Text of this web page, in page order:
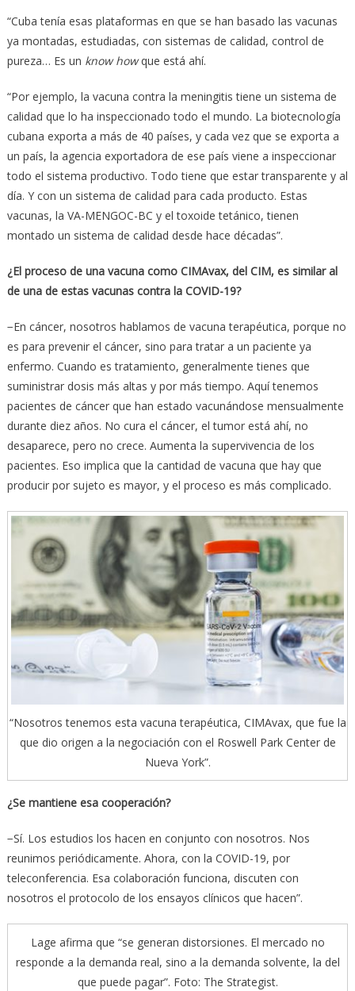
“Cuba tenía esas plataformas en que se han basado las vacunas
ya montadas, estudiadas, con sistemas de calidad, control de
pureza… Es un know howque está ahí.
“Por ejemplo, la vacuna contra la meningitis tiene un sistema de
calidad que lo ha inspeccionado todo el mundo. La biotecnología
cubana exporta a más de 40 países, y cada vez que se exporta a
un país, la agencia exportadora de ese país viene a inspeccionar
todo el sistema productivo. Todo tiene que estar transparente y al
día. Y con un sistema de calidad para cada producto. Estas
vacunas, la VA-MENGOC-BC y el toxoide tetánico, tienen
montado un sistema de calidad desde hace décadas”.
¿El proceso de una vacuna como CIMAvax, del CIM, es similar al
de una de estas vacunas contra la COVID-19?
−En cáncer, nosotros hablamos de vacuna terapéutica, porque no
es para prevenir el cáncer, sino para tratar a un paciente ya
enfermo. Cuando es tratamiento, generalmente tienes que
suministrar dosis más altas y por más tiempo. Aquí tenemos
pacientes de cáncer que han estado vacunándose mensualmente
durante diez años. No cura el cáncer, el tumor está ahí, no
desaparece, pero no crece. Aumenta la supervivencia de los
pacientes. Eso implica que la cantidad de vacuna que hay que
producir por sujeto es mayor, y el proceso es más complicado.
“Nosotros tenemos esta vacuna terapéutica, CIMAvax, que fue la
que dio origen a la negociación con el Roswell Park Center de
Nueva York”.
¿Se mantiene esa cooperación?
−Sí. Los estudios los hacen en conjunto con nosotros. Nos
reunimos periódicamente. Ahora, con la COVID-19, por
teleconferencia. Esa colaboración funciona, discuten con
nosotros el protocolo de los ensayos clínicos que hacen”.
Lage afirma que “se generan distorsiones. El mercado no
responde a la demanda real, sino a la demanda solvente, la del
que puede pagar”. Foto: The Strategist.